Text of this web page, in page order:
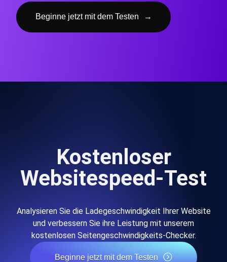
Beginne jetzt mit dem Testen →
Kostenloser
Websitespeed-Test
Analysieren Sie die Ladegeschwindigkeit Ihrer Website
und verbessern Sie ihre Leistung mit unserem
kostenlosen Seitengeschwindigkeits-Checker.
Beginne jetzt mit dem Testen